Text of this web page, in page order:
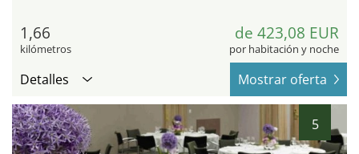
1,66
kilómetros
de 423,08 EUR
por habitación y noche
Detalles Mostrar oferta
5